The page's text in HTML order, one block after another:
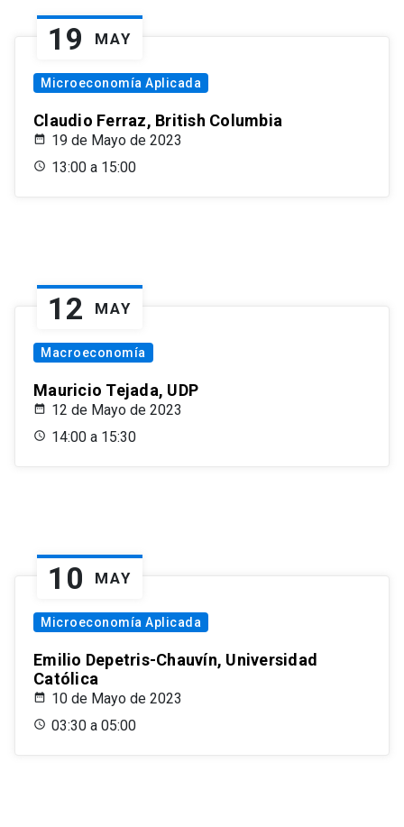
19 MAY
Microeconomía Aplicada
Claudio Ferraz, British Columbia
19 de Mayo de 2023
13:00 a 15:00
12 MAY
Macroeconomía
Mauricio Tejada, UDP
12 de Mayo de 2023
14:00 a 15:30
10 MAY
Microeconomía Aplicada
Emilio Depetris-Chauvín, Universidad
Católica
10 de Mayo de 2023
03:30 a 05:00